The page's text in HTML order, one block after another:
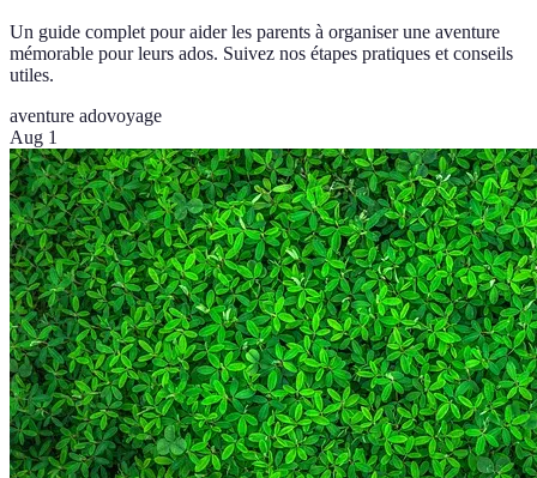
Un guide complet pour aider les parents à organiser une aventure
mémorable pour leurs ados. Suivez nos étapes pratiques et conseils
utiles.
aventure adovoyage
Aug 1